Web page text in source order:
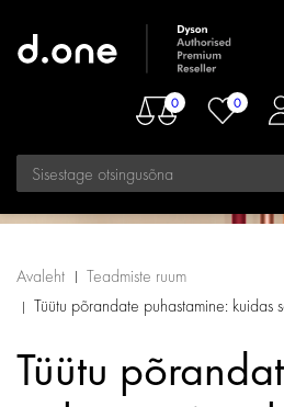
0 0
Avaleht
Teadmiste ruum
Tüütu põrandate puhastamine: kuidas
Tüütu põrandate